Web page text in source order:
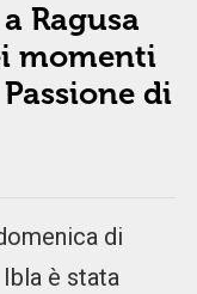
Ragusa
momenti
di
di
è stata